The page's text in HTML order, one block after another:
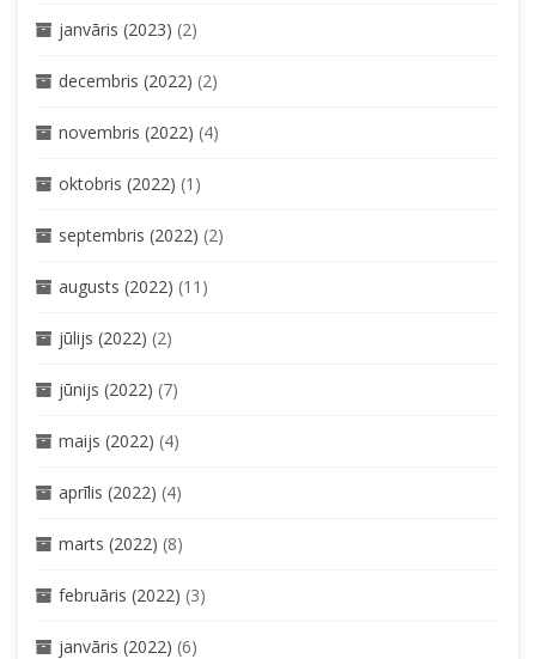
janvāris (2023) (2)
decembris (2022) (2)
novembris (2022) (4)
oktobris (2022) (1)
septembris (2022) (2)
augusts (2022) (11)
jūlijs (2022) (2)
jūnijs (2022) (7)
maijs (2022) (4)
aprīlis (2022) (4)
marts (2022) (8)
februāris (2022) (3)
janvāris (2022) (6)